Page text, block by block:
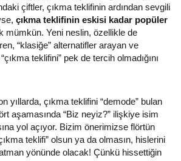
çiftler, çıkma teklifinin ardından sevgili
çıkma teklifinin eskisi kadar popüler
mümkün. Yeni neslin, özellikle de
“klasiğe” alternatifler arayan ve
teklifini” pek de tercih olmadığını
yıllarda, çıkma teklifini “demode” bulan
aşamasında “Biz neyiz?” ilişkiye isim
yol açıyor. Bizim önerimizse flörtün
teklifi” olsun ya da olmasın, hislerini
yönünde olacak! Çünkü hissettiğin